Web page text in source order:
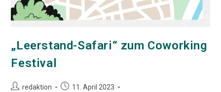
„Leerstand-Safari“ zum Coworking
Festival
Beitrags-
redaktion
Beitrag11. April 2023